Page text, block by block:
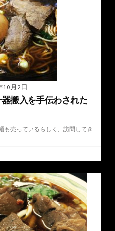
10月2日
搬入を手伝わされた
も売っているらしく、訪問してき